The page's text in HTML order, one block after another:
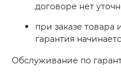
договоре нет
при заказе товара
гарантия
Обслуживание по
Добавляйте
в корзину